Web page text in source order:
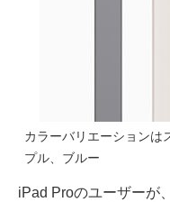
カラーバリエーションは
プル、ブルー
iPad Proのユーザーが